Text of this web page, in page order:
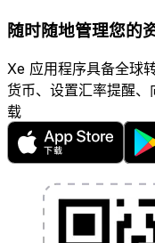
随时随地管理您的
Xe 应用程序具备全球
货币、设置汇率提醒
载